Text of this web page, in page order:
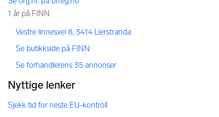
,
Vestre linnesvei 8, 3414 Lierstranda
Se butikkside på FINN
Se forhandlerens 35 annonser